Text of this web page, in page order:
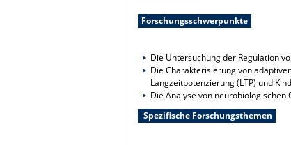
Forschungsschwerpunkte
Die Untersuchung der Regulation
Die Charakterisierung von
Langzeitpotenzierung (LTP) und
Die Analyse von
Spezifische Forschungsthemen